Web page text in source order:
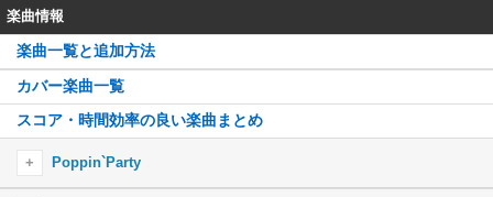
楽曲情報
楽曲一覧と追加方法
カバー楽曲一覧
スコア・時間効率の良い楽曲まとめ
Poppin`Party